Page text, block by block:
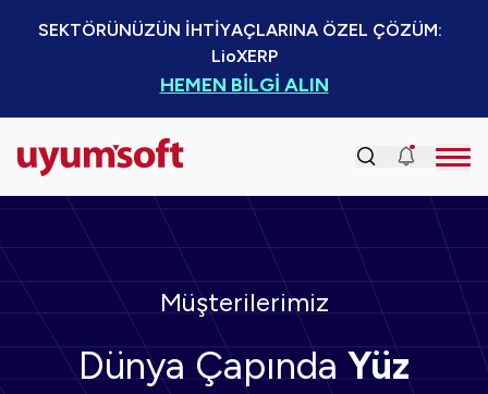
SEKTÖRÜNÜZÜN İHTİYAÇLARINA ÖZEL ÇÖZÜM:
LioXERP
HEMEN BİLGİ ALIN
Müşterilerimiz
Dünya Çapında Yüz